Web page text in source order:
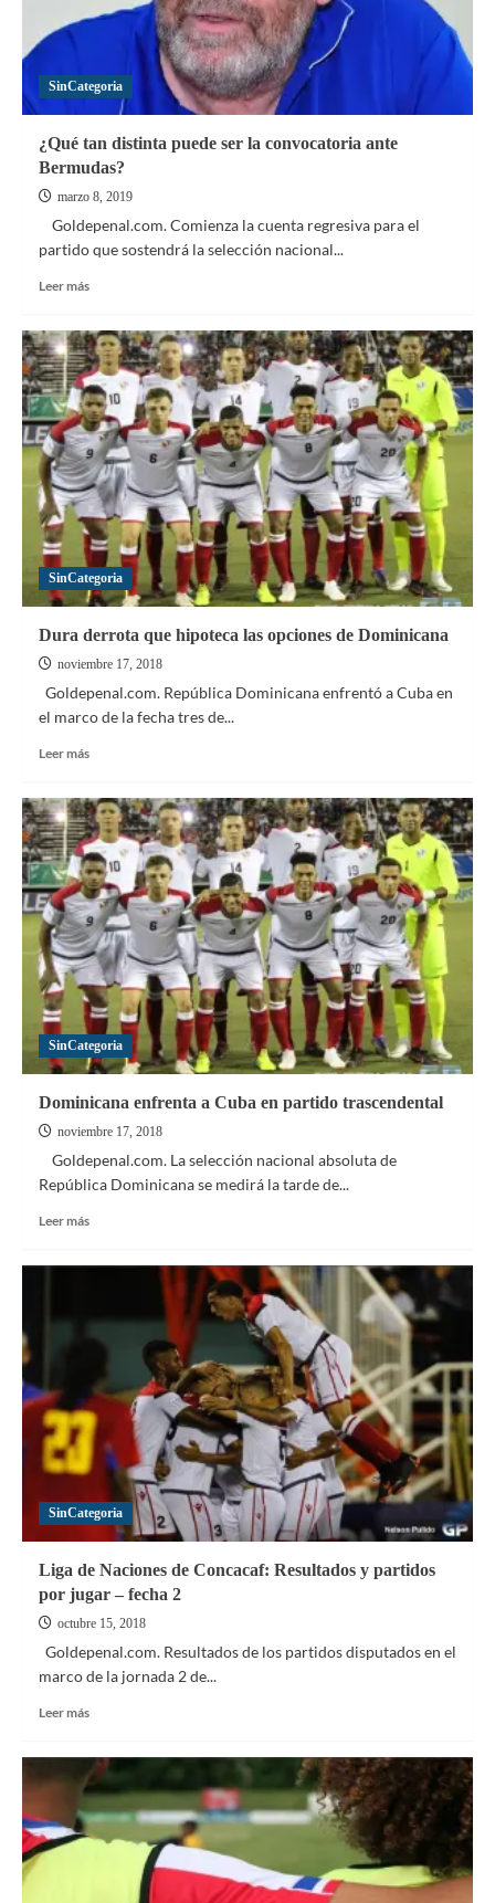
SinCategoria
¿Qué tan distinta puede ser la convocatoria ante
Bermudas?
marzo 8, 2019
Goldepenal.com. Comienza la cuenta regresiva para el
partido que sostendrá la selección nacional...
Leer másLeer
¿Qué
tan
distinta
puede
ser
la
convocatoria
ante
Bermudas?
SinCategoria
Dura derrota que hipoteca las opciones de Dominicana
noviembre 17, 2018
Goldepenal.com. República Dominicana enfrentó a Cuba en
el marco de la fecha tres de...
Leer másLeer
Dura
derrota
que
hipoteca
las
opciones
de
Dominicana
SinCategoria
Dominicana enfrenta a Cuba en partido trascendental
noviembre 17, 2018
Goldepenal.com. La selección nacional absoluta de
República Dominicana se medirá la tarde de...
Leer másLeer
a
Cuba
partido
trascendental
SinCategoria
Liga de Naciones de Concacaf: Resultados y partidos
por jugar – fecha 2
octubre 15, 2018
Goldepenal.com. Resultados de los partidos disputados en el
marco de la jornada 2 de...
Leer másLeer
Liga
de
Naciones
de
Concacaf:
Resultados